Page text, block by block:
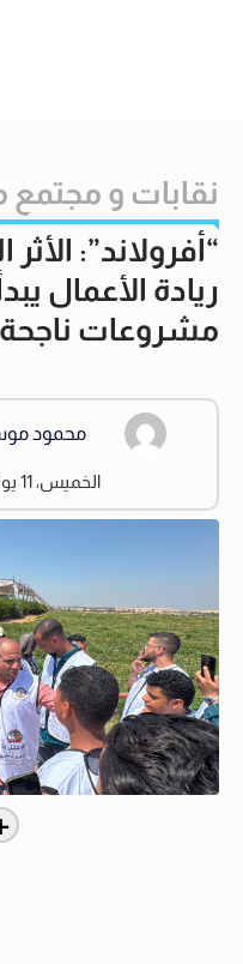
نقابات و مجتمع
“أفرولاند”:
ريادة الأعمال
مشروعات ناجحة
محمود
الخميس، 11 يونيو 2026 07:49 مساءً